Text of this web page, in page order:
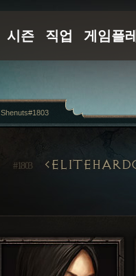
#1803
Shenuts#1803